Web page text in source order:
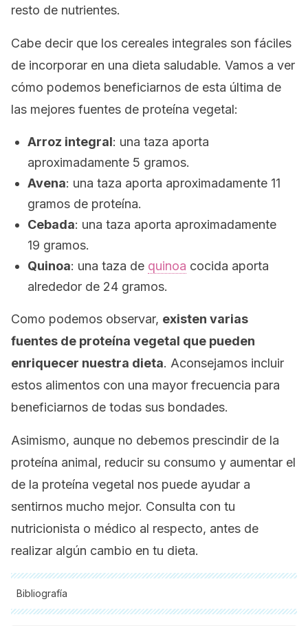
resto de nutrientes.
Cabe decir que los cereales integrales son fáciles
de incorporar en una dieta saludable. Vamos a ver
cómo podemos beneficiarnos de esta última de
las mejores fuentes de proteína vegetal:
Arroz integral: una taza aporta
aproximadamente 5 gramos.
Avena: una taza aporta aproximadamente 11
gramos de proteína.
Cebada: una taza aporta aproximadamente
19 gramos.
Quinoa: una taza de quinoa cocida aporta
alrededor de 24 gramos.
Como podemos observar, existen varias
fuentes de proteína vegetal que pueden
enriquecer nuestra dieta. Aconsejamos incluir
estos alimentos con una mayor frecuencia para
beneficiarnos de todas sus bondades.
Asimismo, aunque no debemos prescindir de la
proteína animal, reducir su consumo y aumentar el
de la proteína vegetal nos puede ayudar a
sentirnos mucho mejor. Consulta con tu
nutricionista o médico al respecto, antes de
realizar algún cambio en tu dieta.
Bibliografía
Todas las fuentes citadas fueron revisadas a profundidad por